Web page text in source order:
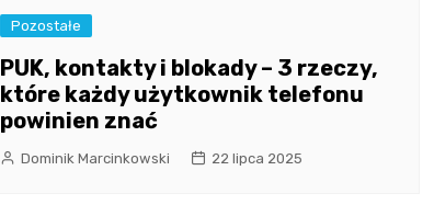
Pozostałe
PUK, kontakty i blokady – 3 rzeczy,
które każdy użytkownik telefonu
powinien znać
Dominik Marcinkowski 22 lipca 2025